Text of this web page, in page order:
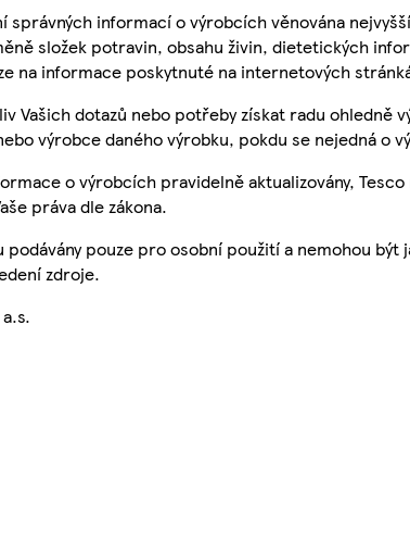
správných informací o výrobcích věnována
složek potravin, obsahu živin, dietetických
na informace poskytnuté na internetových
Vašich dotazů nebo potřeby získat radu
výrobce daného výrobku, pokdu se nejedná o
o výrobcích pravidelně aktualizovány,
práva dle zákona.
podávány pouze pro osobní použití a nemohou
zdroje.